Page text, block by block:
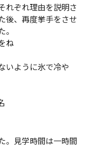
れぞれ理由を説明さ
後、再度挙手をさせ
。
ね
ように氷で冷や
。見学時間は一時間